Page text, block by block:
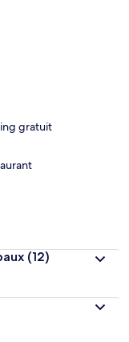
gratuit
(12)